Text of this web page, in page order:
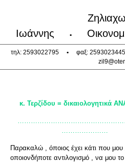
Ιωάννης
•
τηλ: 2593022795 • φαξ: 2593023445
κ. Τερζίδου = δικαιολογητικά
…………………
Παρακαλώ , όποιος έχει κάτι που μου
οποιονδήποτε αντιλογισμό , να μου το